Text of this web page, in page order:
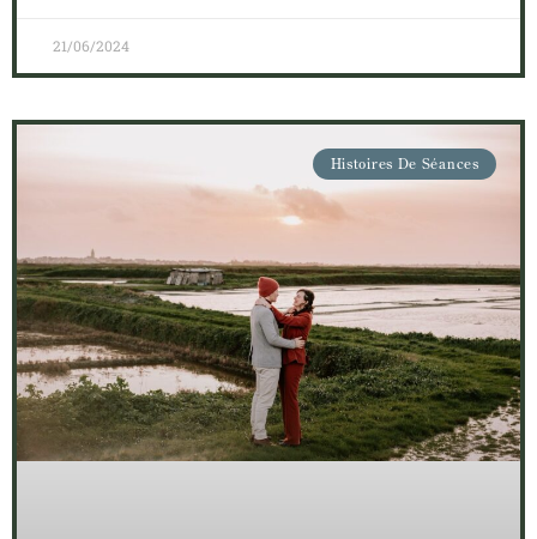
21/06/2024
Histoires De Séances